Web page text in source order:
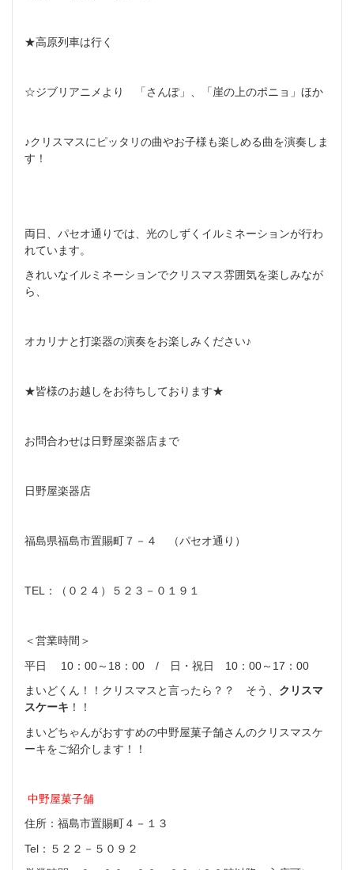
★高原列車は行く
☆ジブリアニメより 「さんぽ」、「崖の上のポニョ」ほか
♪クリスマスにピッタリの曲やお子様も楽しめる曲を演奏しま
す！
両日、パセオ通りでは、 光のしずくイルミネーションが行わ
れています。
きれいなイルミネーションでクリスマス雰囲気を楽しみなが
ら、
オカリナと打楽器の演奏をお楽しみください♪
★皆様のお越しをお待ちしております★
お問合わせは日野屋楽器店まで
日野屋楽器店
福島県福島市置賜町７－４ （パセオ通り）
TEL：（０２４）５２３－０１９１
＜営業時間＞
平日 10：00～18：00 / 日・祝日 10：00～17：00
まいどくん！！クリスマスと言ったら？？ そう、 クリスマ
スケーキ ！！
まいどちゃんがおすすめの中野屋菓子舗さんのクリスマスケ
ーキをご紹介します！！
中野屋菓子舗
住所：福島市置賜町４－１３
Tel：５２２－５０９２